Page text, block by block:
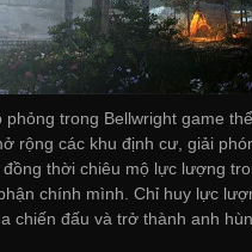
phỏng trong Bellwright game
rộng các khu định cư, giải
thời chiêu mộ lực lượng
chính mình. Chỉ huy lực
chiến đấu và trở thành anh